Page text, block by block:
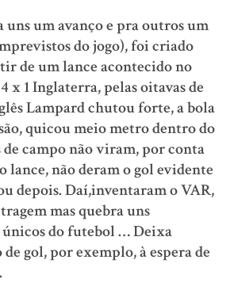
uns um avanço e pra outros um
do jogo), foi criado
de um lance acontecido no
x 1 Inglaterra, pelas oitavas de
Lampard chutou forte, a bola
quicou meio metro dentro do
de campo não viram, por conta
lance, não deram o gol evidente
depois. Daí,inventaram o VAR,
mas quebra uns
do futebol … Deixa
gol, por exemplo, à espera de